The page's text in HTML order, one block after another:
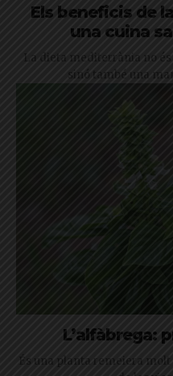
Els beneficis de
una cuina
La dieta mediterrània no
sinó també una
L’alfàbrega:
És una planta remeiera molt